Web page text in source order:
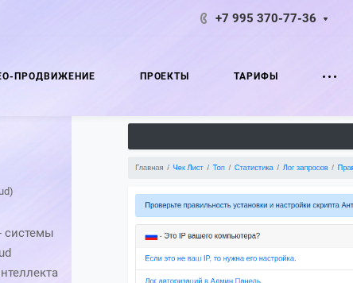
+7 995 370-77-36
ПРОДВИЖЕНИЕ ПРОЕКТЫ ТАРИФЫ
системы